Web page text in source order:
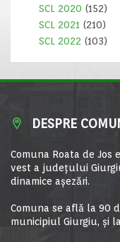
SCL 2020 (152)
SCL 2021 (210)
SCL 2022 (103)
DESPRE
Comuna Roata de Jos
vest a judeţului
dinamice aşezări.
Comuna se află la 90
municipiul Giurgiu, şi